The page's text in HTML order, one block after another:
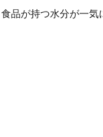
品が持つ水分が一